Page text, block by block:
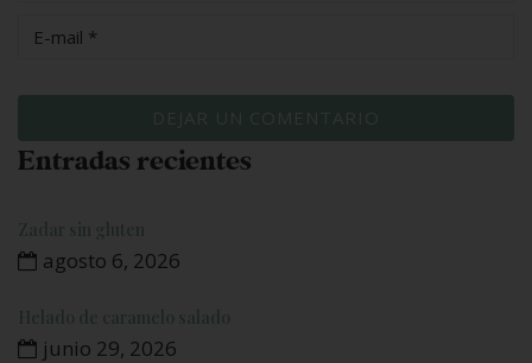
Entradas recientes
Zadar sin gluten
agosto 6, 2026
Helado de caramelo salado
junio 29, 2026